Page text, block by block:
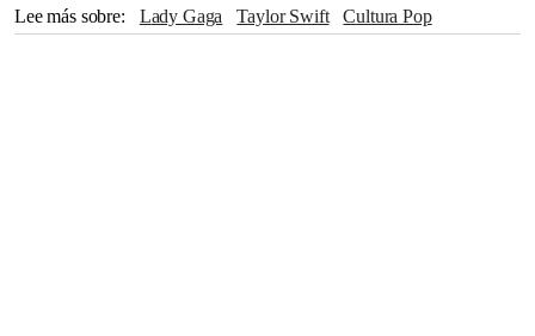
Lee más sobre Lady Gaga Taylor Swift Cultura Pop